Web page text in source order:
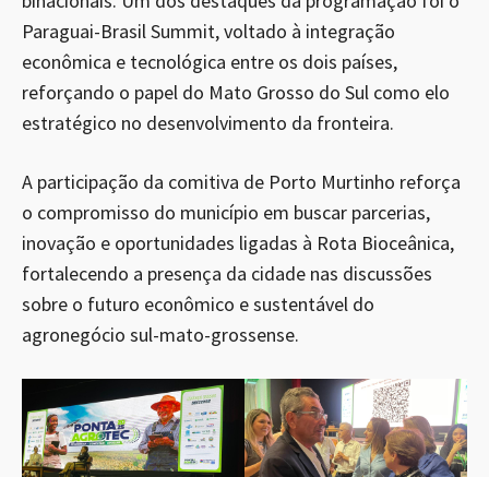
Paraguai-Brasil Summit, voltado à integração
econômica e tecnológica entre os dois países,
reforçando o papel do Mato Grosso do Sul como elo
estratégico no desenvolvimento da fronteira.
A participação da comitiva de Porto Murtinho reforça
o compromisso do município em buscar parcerias,
inovação e oportunidades ligadas à Rota Bioceânica,
fortalecendo a presença da cidade nas discussões
sobre o futuro econômico e sustentável do
agronegócio sul-mato-grossense.